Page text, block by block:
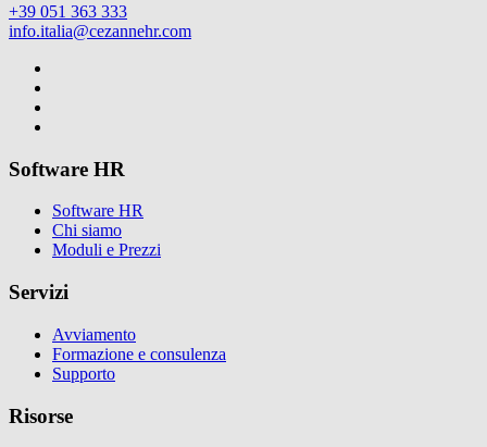
+39 051 363 333
info.italia@cezannehr.com
Software HR
Software HR
Chi siamo
Moduli e Prezzi
Servizi
Avviamento
Formazione e consulenza
Supporto
Risorse